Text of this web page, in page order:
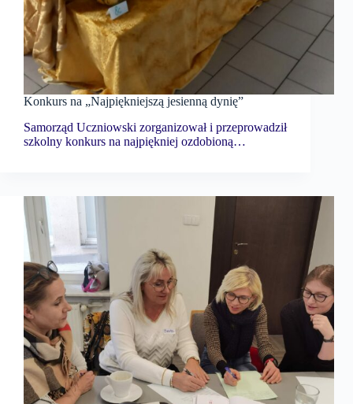
Konkurs na „Najpiękniejszą jesienną dynię”
Samorząd Uczniowski zorganizował i przeprowadził
szkolny konkurs na najpiękniej ozdobioną…